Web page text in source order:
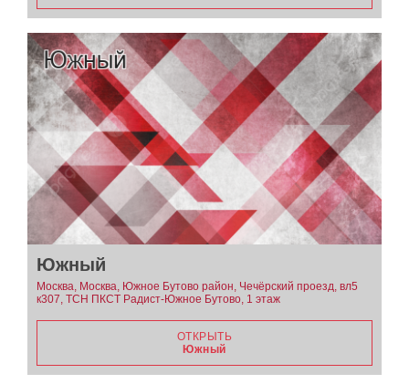
Южный
Москва, Москва, Южное Бутово район, Чечёрский проезд, вл5
к307, ТСН ПКСТ Радист-Южное Бутово, 1 этаж
ОТКРЫТЬ
Южный